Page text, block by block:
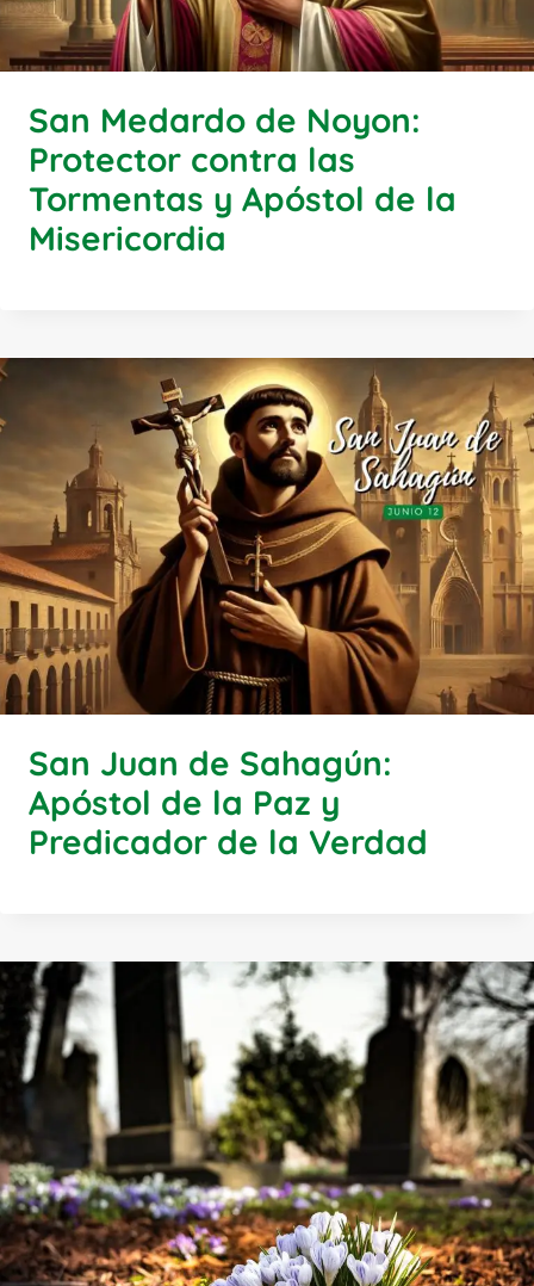
San Medardo de Noyon:
Protector contra las
Tormentas y Apóstol de la
Misericordia
San Juan de Sahagún:
Apóstol de la Paz y
Predicador de la Verdad